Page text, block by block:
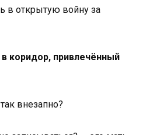
в открытую войну за
привлечённый
внезапно?